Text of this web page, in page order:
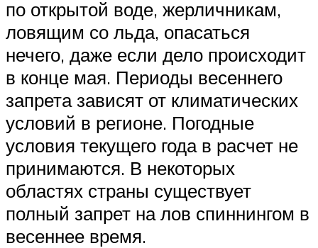
по открытой воде, жерличникам,
ловящим со льда, опасаться
нечего, даже если дело происходит
в конце мая. Периоды весеннего
запрета зависят от климатических
условий в регионе. Погодные
условия текущего года в расчет не
принимаются. В некоторых
областях страны существует
полный запрет на лов спиннингом в
весеннее время.